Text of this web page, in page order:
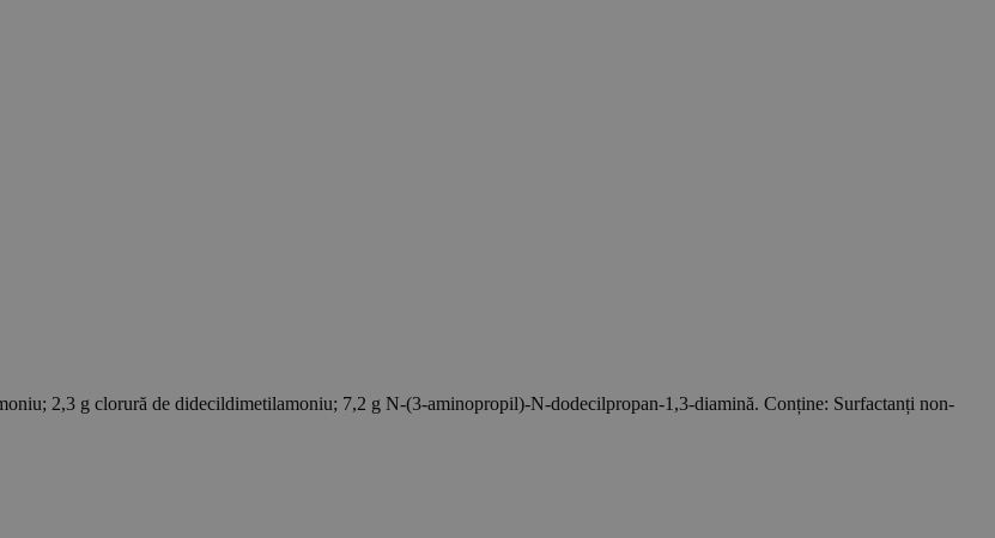
2,3 g clorură de didecildimetilamoniu; 7,2 g N-(3-aminopropil)-N-dodecilpropan-1,3-diamină. Conține: Surfactanți non-